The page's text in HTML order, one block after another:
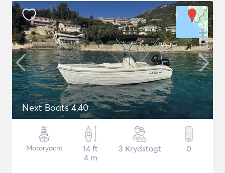
Next Boats 4,40
Motoryacht
14 ft
4 m
3 Krydstogt 0